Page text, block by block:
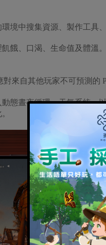
境中搜集資源、製作工具、
餓、口渴、生命值及體溫
來自其他玩家不可預測的
態晝夜循環、天氣系統，